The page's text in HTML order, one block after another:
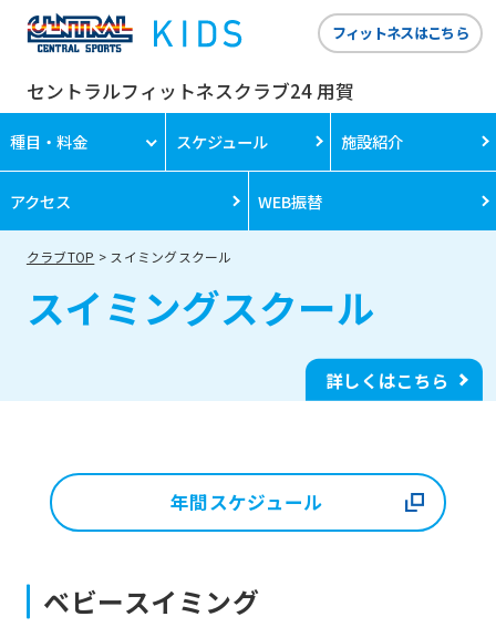
セントラルフィットネスクラブ24 用賀
フィットネスはこちら
種目・料金 スケジュール 施設紹介
アクセス WEB振替
クラブTOP スイミングスクール
スイミングスクール
詳しくはこちら
年間スケジュール
ベビースイミング